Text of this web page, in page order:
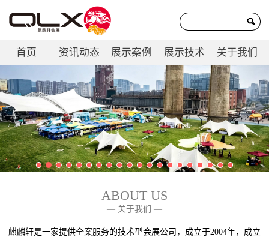
首页 资讯动态 展示案例 展示技术 关于我们
联系我们
ABOUT US
— 关于我们 —
麒麟轩是一家提供全案服务的技术型会展公司，成立于2004年，成立